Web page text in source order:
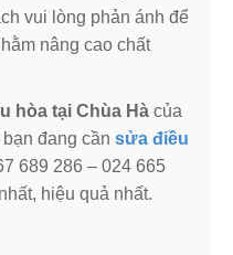
vui lòng phản ánh để
nâng cao chất
hòa tại Chùa Hà của
đang cần sửa điều
689 286 – 024 665
hiệu quả nhất.